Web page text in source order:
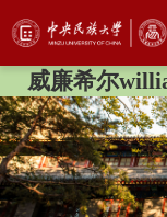
威廉希尔